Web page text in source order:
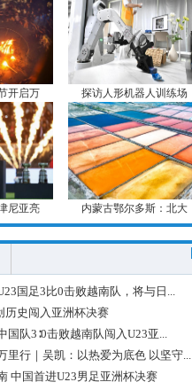
开启万 探访人形机器人训练场
尼亚亮 内蒙古鄂尔多斯：北大
国足3比0击败越南队，将与日...
历史闯入亚洲杯决赛
国队3∶0击败越南队闯入U23亚...
里行｜吴凯：以热爱为底色 以坚守...
中国首进U23男足亚洲杯决赛